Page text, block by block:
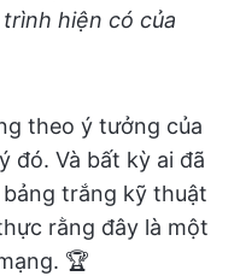
hiện có của
theo ý tưởng của
đó. Và bất kỳ ai đã
trắng kỹ thuật
rằng đây là một
🏆